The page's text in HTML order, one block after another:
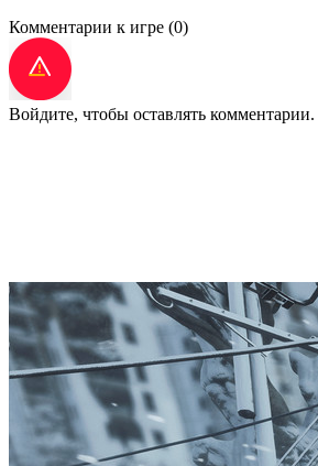
Комментарии к игре (0)
Войдите, чтобы оставлять комментарии.